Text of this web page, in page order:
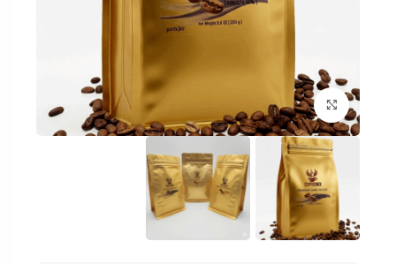
برای بزرگنمایی کلیک کنید